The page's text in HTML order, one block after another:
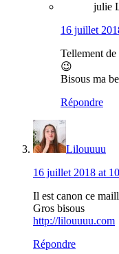
julie
16 juillet
Tellement de
😉
Bisous ma
Répondre
Lilouuuu
16 juillet 2018 at
Il est canon ce
Gros bisous
http://lilouuuu.com
Répondre